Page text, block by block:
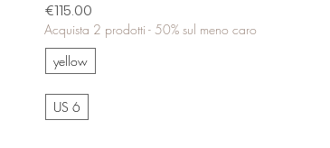
Price
€115.00
Acquista 2 prodotti - 50% sul meno caro
yellow
US 6